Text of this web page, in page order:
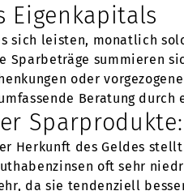
Eigenkapitals
sich leisten, monatlich
Sparbeträge summieren
oder
Beratung
Herkunft des Geldes
oft sehr
da sie tendenziell